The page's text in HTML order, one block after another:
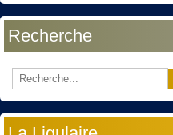
Recherche